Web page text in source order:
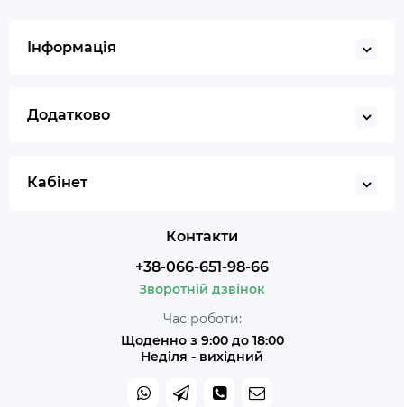
Інформація
Додатково
Кабінет
Контакти
+38-066-651-98-66
Зворотній дзвінок
Час роботи:
Щоденно з 9:00 до 18:00
Неділя - вихідний